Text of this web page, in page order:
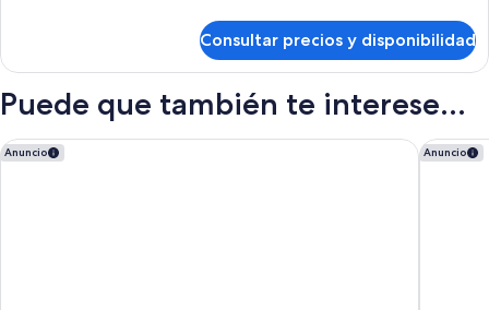
individuales
(Plus)
con
camas
(Plus)
Consultar precios y disponibilidad
Puede que también te interese...
Anuncio
Hyatt Place London Heathrow Airport Anuncio
Delta